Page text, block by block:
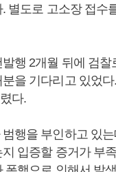
별도로 고소장 접수
행 2개월 뒤에 검
을 기다리고 있었다
다.
행을 부인하고 있
입증할 증거가 부